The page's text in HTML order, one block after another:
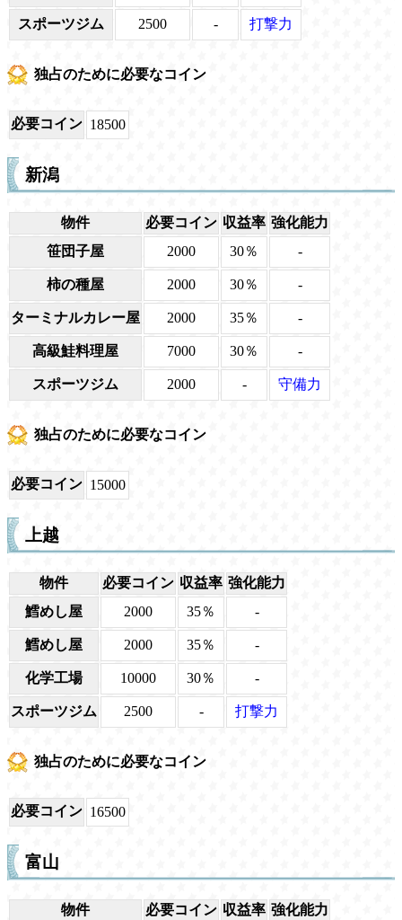
スポーツジム 2500 - 打撃力
独占のために必要なコイン
必要コイン 18500
新潟
物件 必要コイン 収益率 強化能力
笹団子屋
2000 30％ -
柿の種屋 2000 30％ -
ターミナルカレー屋 2000 35％ -
高級鮭料理屋 7000 30％ -
スポーツジム 2000 - 守備力
独占のために必要なコイン
必要コイン 15000
上越
物件 必要コイン 収益率 強化能力
鱈めし屋
2000 35％ -
鱈めし屋 2000 35％ -
化学工場 10000 30％ -
スポーツジム 2500 - 打撃力
独占のために必要なコイン
必要コイン 16500
富山
物件 必要コイン 収益率 強化能力